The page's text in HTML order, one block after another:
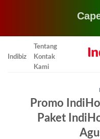
Cape
Indibiz
Tentang
Kontak
Kami
Promo
Paket